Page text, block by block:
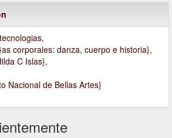
corporales: danza, cuerpo e historia},
C Islas},
Nacional de Bellas Artes}